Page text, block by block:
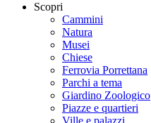
Scopri
Cammini
Natura
Musei
Chiese
Ferrovia Porrettana
Parchi a tema
Giardino Zoologico
Piazze e quartieri
Ville e palazzi